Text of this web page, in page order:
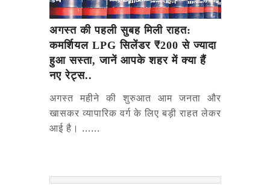
अगस्त की पहली सुबह मिली राहत:
कमर्शियल LPG सिलेंडर ₹200 से ज्यादा
हुआ सस्ता, जानें आपके शहर में क्या हैं
नए रेट्स..
अगस्त महीने की शुरुआत आम जनता और
खासकर व्यापारिक वर्ग के लिए बड़ी राहत लेकर
आई है। ......